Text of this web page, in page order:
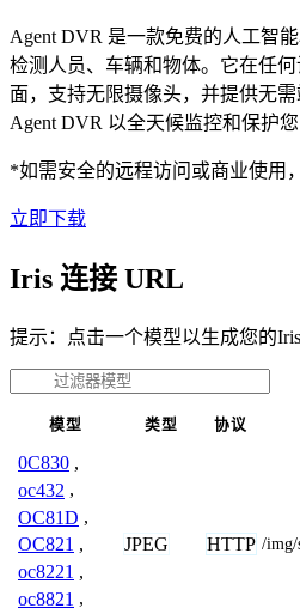
Agent DVR 是一款免费的人工智
检测人员、车辆和物体。它在任
面，支持无限摄像头，并提供无
Agent DVR 以全天候监控和保护您
*如需安全的远程访问或商业使用
立即下载
Iris 连接 URL
提示：点击一个模型以生成您的
模型 类型 协议
0C830 ,
oc432 ,
OC81D ,
OC821 ,
oc8221 ,
oc8821 ,
JPEG HTTP /img/